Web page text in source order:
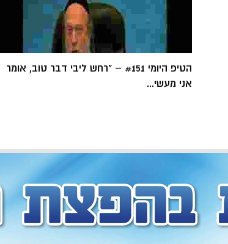
הטיפ היומי #151 – "רחש ליבי דבר טוב, אומר
אני מעשי...